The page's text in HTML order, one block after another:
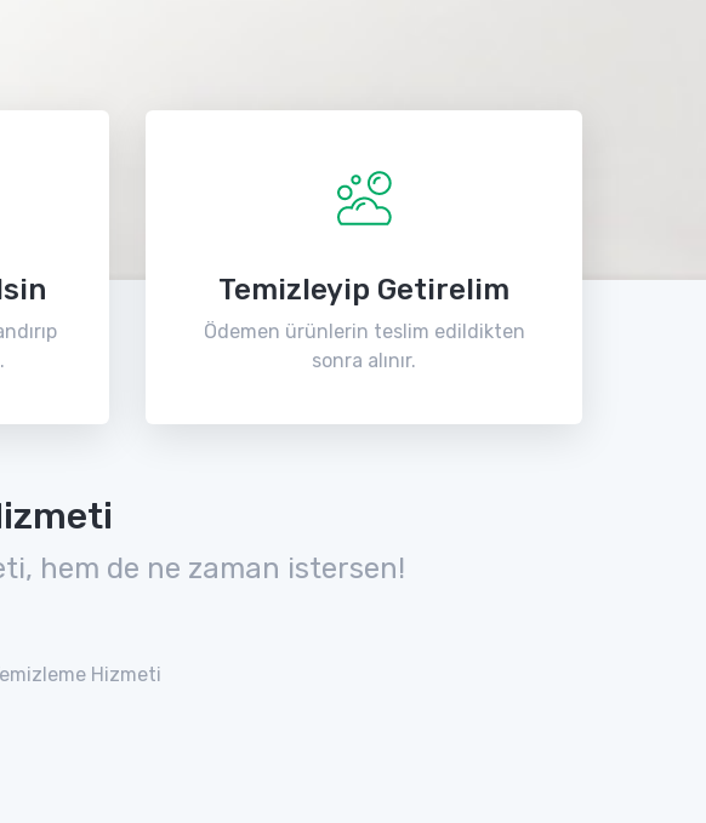
Temizleyip Getirelim
Ödemen ürünlerin teslim edildikten
sonra alınır.
hem de ne zaman istersen!